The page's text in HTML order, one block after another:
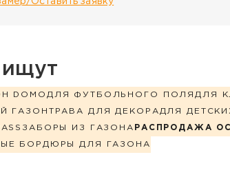
ищут
DOMO ДЛЯ ФУТБОЛЬНОГО ПОЛЯ ДЛЯ
ГАЗОН ТРАВА ДЛЯ ДЕКОРА ДЛЯ
ЗАБОРЫ ИЗ ГАЗОНА РАСПРОДАЖА
БОРДЮРЫ ДЛЯ ГАЗОНА